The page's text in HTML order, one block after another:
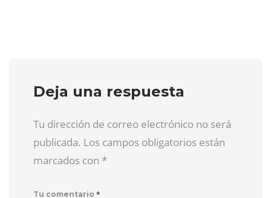
Deja una respuesta
Tu dirección de correo electrónico no será
publicada. Los campos obligatorios están
marcados con *
Tu comentario *